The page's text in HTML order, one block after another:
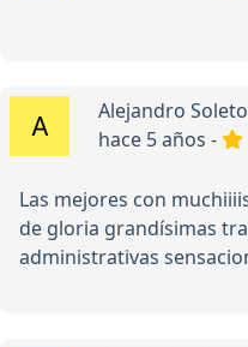
Alejandro
hace 5 años -
Las mejores con
de gloria grandísimas
administrativas